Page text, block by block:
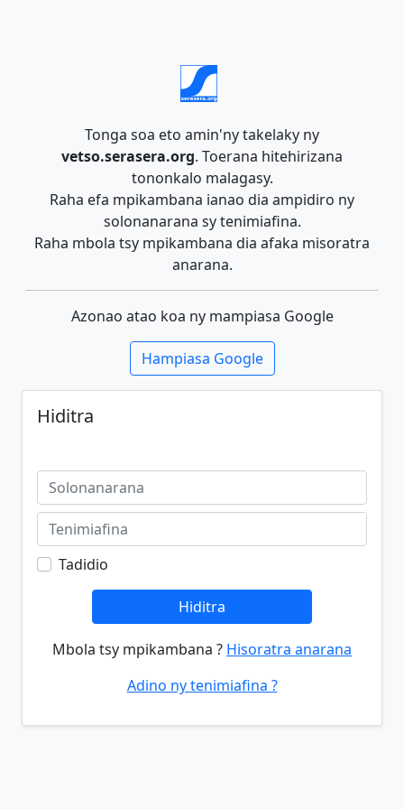
Tonga soa eto amin'ny takelaky ny
vetso.serasera.org. Toerana hitehirizana
tononkalo malagasy.
Raha efa mpikambana ianao dia ampidiro ny
solonanarana sy tenimiafina.
Raha mbola tsy mpikambana dia afaka misoratra
anarana.
Azonao atao koa ny mampiasa Google
Hampiasa Google
Hiditra
Tadidio
Hiditra
Mbola tsy mpikambana ? Hisoratra anarana
Adino ny tenimiafina ?